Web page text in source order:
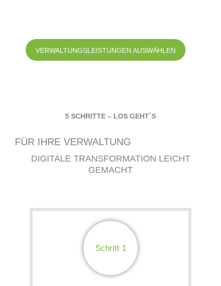
VERWALTUNGSLEISTUNGEN AUSWÄHLEN
5 SCHRITTE – LOS GEHT´S
FÜR IHRE VERWALTUNG
DIGITALE TRANSFORMATION LEICHT
GEMACHT
Schritt 1